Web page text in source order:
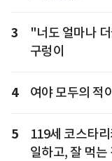
3
"너도 얼마나
구렁이
4 여야 모두의 적
5
119세 코스타
일하고, 잘 먹는